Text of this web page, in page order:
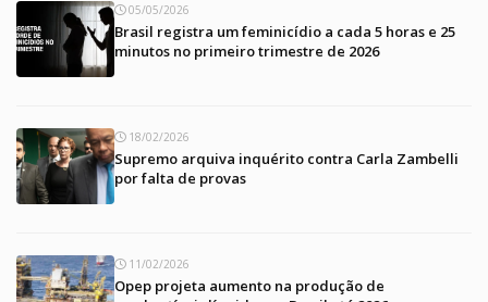
05/05/2026
Brasil registra um feminicídio a cada 5 horas e 25
minutos no primeiro trimestre de 2026
18/02/2026
Supremo arquiva inquérito contra Carla Zambelli
por falta de provas
11/02/2026
Opep projeta aumento na produção de